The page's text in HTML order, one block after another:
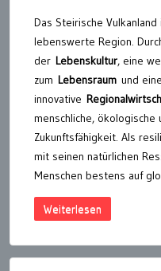
Das Steirische
lebenswerte Region.
der Lebenskultur, eine
zum Lebensraum und eine
innovative
menschliche, ökologische
Zukunftsfähigkeit. Als
mit seinen natürlichen
Menschen bestens auf
Weiterlesen